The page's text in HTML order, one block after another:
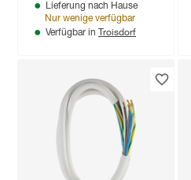
Lieferung nach Hause
Nur wenige verfügbar
Verfügbar in Troisdorf